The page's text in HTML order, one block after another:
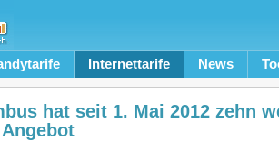
Internettarife News
hat seit 1. Mai 2012 zehn